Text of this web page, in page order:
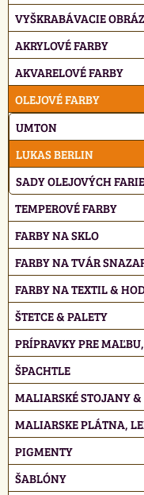
VYŠKRABÁVACIE
AKRYLOVÉ FARBY
AKVARELOVÉ FARBY
OLEJOVÉ FARBY
UMTON
LUKAS BERLIN
SADY OLEJOVÝCH
TEMPEROVÉ FARBY
FARBY NA SKLO
FARBY NA TVÁR
FARBY NA TEXTIL &
ŠTETCE & PALETY
PRÍPRAVKY PRE
ŠPACHTLE
MALIARSKÉ STOJANY &
MALIARSKE PLÁTNA,
PIGMENTY
ŠABLÓNY